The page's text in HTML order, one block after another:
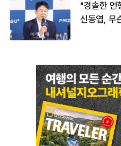
"경솔한 언
신동엽, 무